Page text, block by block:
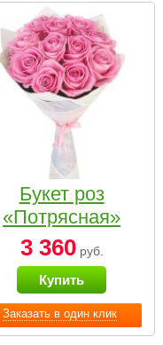
Заказать в один клик
Букет роз
«Потрясная»
3 360руб.
Купить